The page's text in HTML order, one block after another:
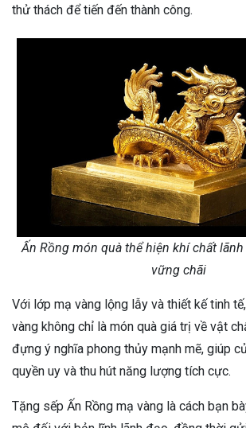
thử thách để tiến đến thành công.
Ấn Rồng món quà thể hiện khí chất lãnh
vững chãi
Với lớp mạ vàng lộng lẫy và thiết kế tinh
vàng không chỉ là món quà giá trị về vật
đựng ý nghĩa phong thủy mạnh mẽ, giúp
quyền uy và thu hút năng lượng tích cực.
Tặng sếp Ấn Rồng mạ vàng là cách bạn